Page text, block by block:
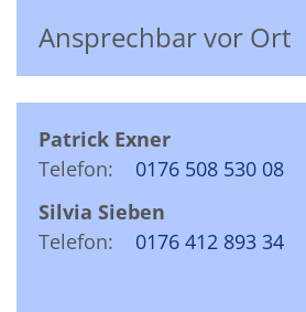
Ansprechbar vor Ort
Patrick Exner
Telefon: 0176 508 530 08
Silvia Sieben
Telefon: 0176 412 893 34